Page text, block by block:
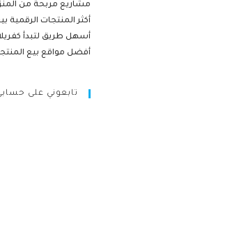
مشاريع مربحة من المنزل
أكثر المنتجات الرقمية بيع
أسهل طريق لتبدأ
أفضل مواقع بيع المنتجات
تابعوني على